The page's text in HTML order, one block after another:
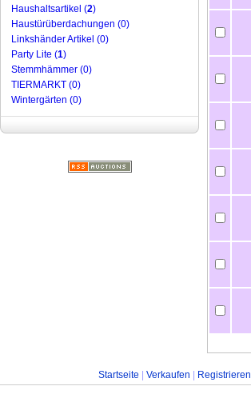
Haushaltsartikel (2)
Haustürüberdachungen (0)
Linkshänder Artikel (0)
Party Lite (1)
Stemmhämmer (0)
TIERMARKT (0)
Wintergärten (0)
Startseite Verkaufen Registrieren